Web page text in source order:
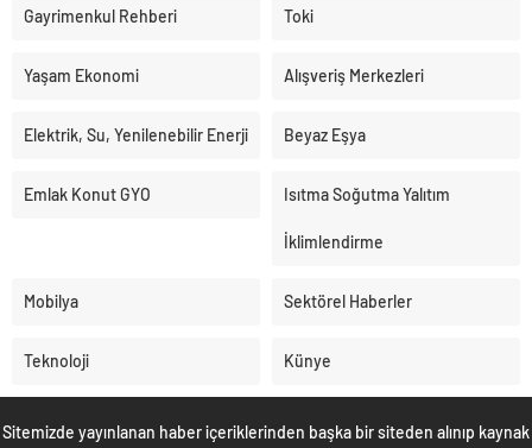
Gayrimenkul Rehberi Toki
Yaşam Ekonomi Alışveriş Merkezleri
Elektrik, Su, Yenilenebilir Enerji Beyaz Eşya
Emlak Konut GYO Isıtma Soğutma Yalıtım
İklimlendirme
Mobilya Sektörel Haberler
Teknoloji Künye
Sitemizde yayınlanan haber içeriklerinden başka bir siteden alınıp kaynak